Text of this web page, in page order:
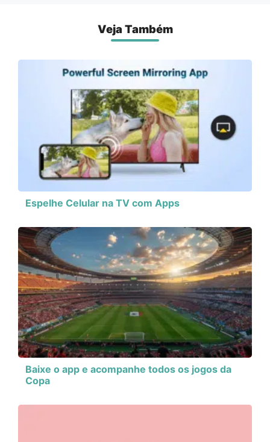
Veja Também
Espelhe Celular na TV com Apps
Baixe o app e acompanhe todos os jogos da
Copa